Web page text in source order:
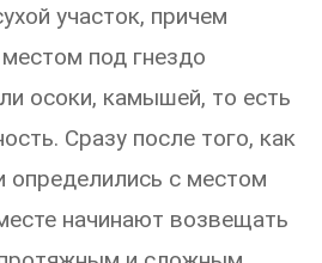
участок, причем
под гнездо
осоки, камышей, то есть
Сразу после того, как
определились с местом
начинают возвещать